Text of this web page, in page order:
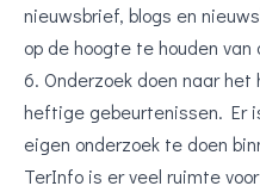
nieuwsbrief, blogs en
op de hoogte te houden
6. Onderzoek doen naar
heftige gebeurtenissen. Er
eigen onderzoek te doen
TerInfo is er veel ruimte